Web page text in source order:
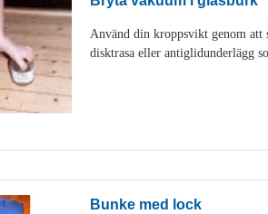
Använd din kroppsvikt genom
disktrasa eller antiglidunderlägg
Bunke med lock